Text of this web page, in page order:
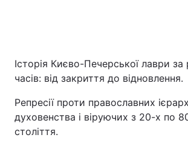
Історія Києво-Печерської лаври за
часів: від закриття до відновлення.
Репресії проти православних
духовенства і віруючих з 20-х по
століття.